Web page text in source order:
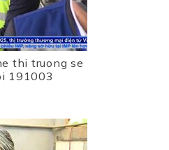
thi truong se
191003